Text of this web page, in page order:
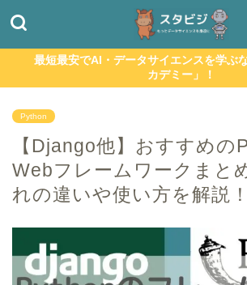
最短最安でAI・データサイエンスを学ぶ
カデミー」！
Python
【Django他】おすすめの
Webフレームワークまと
れの違いや使い方を解説！